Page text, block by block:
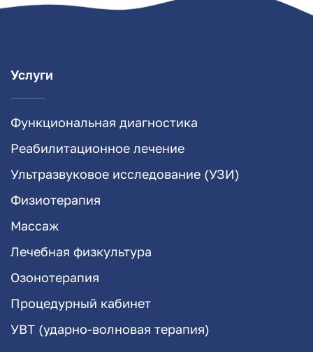
Услуги
Функциональная диагностика
Реабилитационное лечение
Ультразвуковое исследование (УЗИ)
Физиотерапия
Массаж
Лечебная физкультура
Озонотерапия
Процедурный кабинет
УВТ (ударно-волновая терапия)